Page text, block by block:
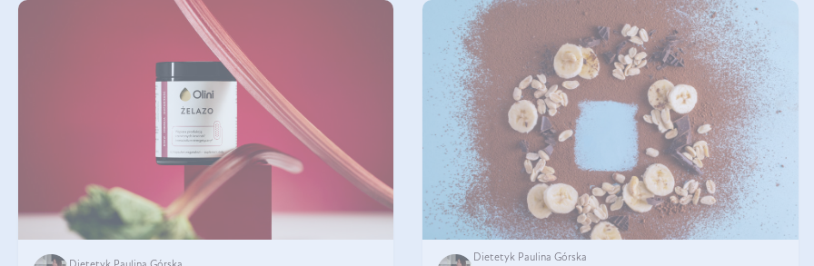
Dietetyk Paulina Górska